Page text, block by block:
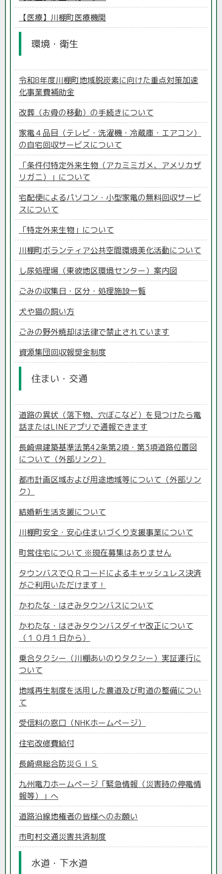
【医療】川棚町医療機関
環境・衛生
令和8年度川棚町地域脱炭素に向けた重点対策加速
化事業費補助金
改葬（お骨の移動）の手続きについて
家電４品目（テレビ・洗濯機・冷蔵庫・エアコン）
の自宅回収サービスについて
「条件付特定外来生物（アカミミガメ、アメリカザ
リガニ）」について
宅配便によるパソコン・小型家電の無料回収サービ
スについて
「特定外来生物」について
川棚町ボランティア公共空間環境美化活動について
し尿処理場（東彼地区環境センター）案内図
ごみの収集日・区分・処理施設一覧
犬や猫の飼い方
ごみの野外焼却は法律で禁止されています
資源集団回収報奨金制度
住まい・交通
道路の異状（落下物、穴ぼこなど）を見つけたら電
話またはLINEアプリで通報できます
長崎県建築基準法第42条第2項・第3項道路位置図
について（外部リンク）
都市計画区域および用途地域等について（外部リン
ク）
結婚新生活支援について
川棚町安全・安心住まいづくり支援事業について
町営住宅について ※現在募集はありません
タウンバスでＱＲコードによるキャッシュレス決済
がご利用いただけます！
かわたな・はさみタウンバスについて
かわたな・はさみタウンバスダイヤ改正について
（１０月１日から）
乗合タクシー（川棚あいのりタクシー）実証運行に
ついて
地域再生制度を活用した農道及び町道の整備につい
て
受信料の窓口（NHKホームページ）
住宅改修費給付
長崎県総合防災ＧＩＳ
九州電力ホームページ「緊急情報（災害時の停電情
報等）」へ
道路沿線地権者の皆様へのお願い
市町村交通災害共済制度
水道・下水道